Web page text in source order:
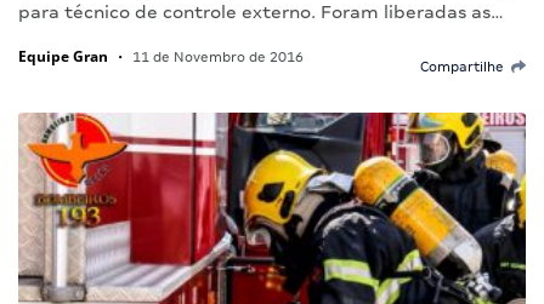
para técnico de controle externo. Foram liberadas as…
Equipe Gran • 11 de Novembro de 2016
Compartilhe